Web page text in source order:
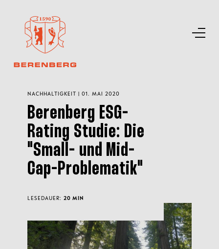
NACHHALTIGKEIT | 01. MAI 2020
Berenberg ESG-
Rating Studie: Die
"Small- und Mid-
Cap-Problematik"
LESEDAUER: 20 MIN